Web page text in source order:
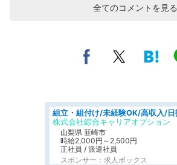
全てのコメントを見る
株式会社綜合キャリアオプション
山梨県 韮崎市
時給2,000円～2,500円
正社員 / 派遣社員
スポンサー：求人ボックス